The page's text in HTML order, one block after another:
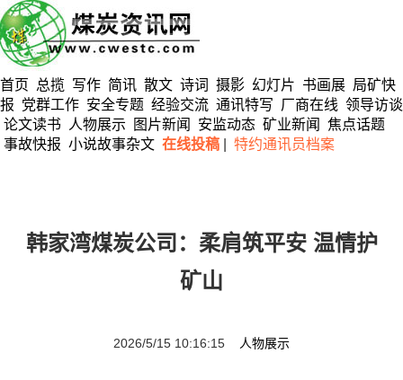
首页 总揽 写作 简讯 散文 诗词 摄影 幻灯片 书画展 局矿快
报 党群工作 安全专题 经验交流 通讯特写 厂商在线 领导访谈
论文读书
人物展示 图片新闻 安监动态 矿业新闻
焦点话题
事故快报 小说故事杂文 在线投稿 特约通讯员档案
韩家湾煤炭公司：柔肩筑平安 温情护
矿山
2026/5/15 10:16:15 人物展示